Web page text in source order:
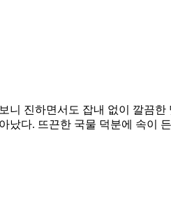
진하면서도 잡내 없이 깔끔
다. 뜨끈한 국물 덕분에 속이